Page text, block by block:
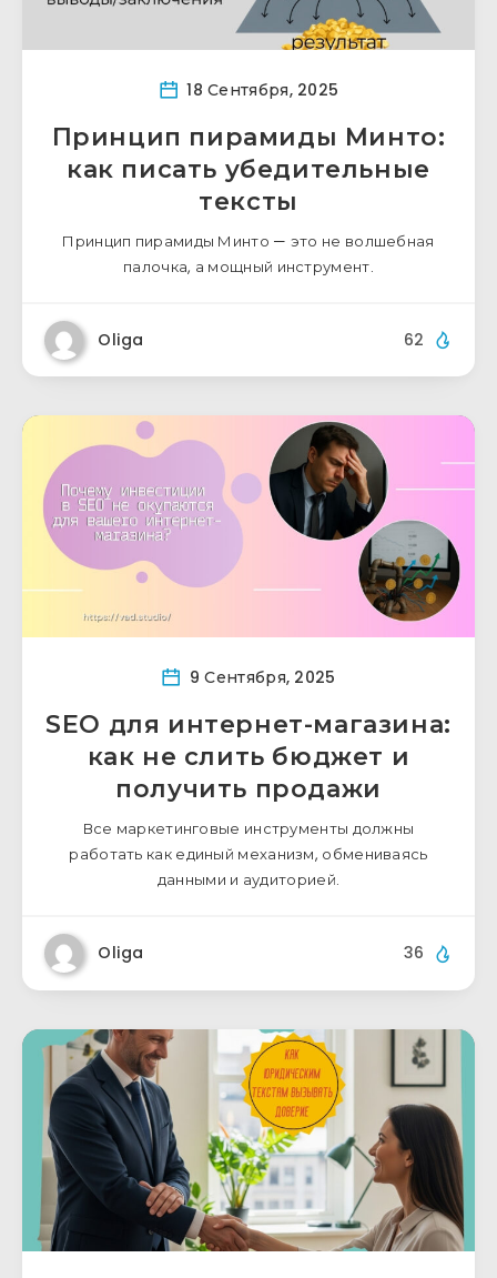
18 Сентября, 2025
Принцип пирамиды Минто:
как писать убедительные
тексты
Принцип пирамиды Минто — это не волшебная
палочка, а мощный инструмент.
Oliga 62
9 Сентября, 2025
SEO для интернет-магазина:
как не слить бюджет и
получить продажи
Все маркетинговые инструменты должны
работать как единый механизм, обмениваясь
данными и аудиторией.
Oliga 36